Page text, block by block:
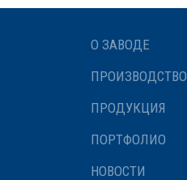
О ЗАВОДЕ
ПРОИЗВОДСТВО
ПРОДУКЦИЯ
ПОРТФОЛИО
НОВОСТИ